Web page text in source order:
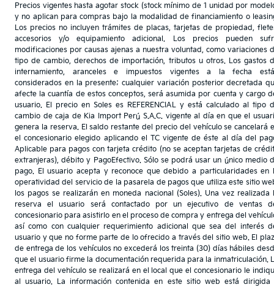
Precios vigentes hasta agotar stock (stock mínimo de 1 unidad por
y no aplican para compras bajo la modalidad de financiamiento o
Los precios no incluyen trámites de placas, tarjetas de propiedad,
accesorios y/o equipamiento adicional. Los precios pueden
modificaciones por causas ajenas a nuestra voluntad, como variaciones
tipo de cambio, derechos de importación, tributos u otros. Los gastos
internamiento, aranceles e impuestos vigentes a la fecha
considerados en la presente; cualquier variación posterior decretada
afecte la cuantía de estos conceptos, será asumida por cuenta y cargo
usuario. El precio en Soles es REFERENCIAL y está calculado al tipo
cambio de caja de Kia Import Perú S.A.C. vigente al día en que el
genera la reserva. El saldo restante del precio del vehículo se cancelará
el concesionario elegido aplicando el TC vigente de éste al día del
Aplicable para pagos con tarjeta crédito (no se aceptan tarjetas de
extranjeras), débito y PagoEfectivo. Sólo se podrá usar un único medio
pago. El usuario acepta y reconoce que debido a particularidades en
operatividad del servicio de la pasarela de pagos que utiliza este sitio
los pagos se realizarán en moneda nacional (Soles). Una vez realizada
reserva el usuario será contactado por un ejecutivo de ventas
concesionario para asistirlo en el proceso de compra y entrega del
así como con cualquier requerimiento adicional que sea del interés
usuario y que no forme parte de lo ofrecido a través del sitio web. El
de entrega de los vehículos no excederá los treinta (30) días hábiles
que el usuario firme la documentación requerida para la inmatriculación.
entrega del vehículo se realizará en el local que el concesionario le
al usuario. La información contenida en este sitio web está dirigida